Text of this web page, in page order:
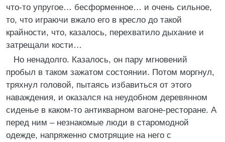
что-то упругое… бесформенное… и очень сильное,
то, что играючи вжало его в кресло до такой
крайности, что, казалось, перехватило дыхание и
затрещали кости…
Но ненадолго. Казалось, он пару мгновений
пробыл в таком зажатом состоянии. Потом моргнул,
тряхнул головой, пытаясь избавиться от этого
наваждения, и оказался на неудобном деревянном
сиденье в каком-то антикварном вагоне-ресторане. А
перед ним – незнакомые люди в старомодной
одежде, напряженно смотрящие на него с